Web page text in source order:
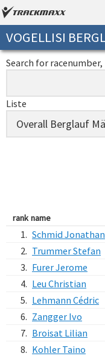
VOGELLISI
Search for
Liste
rank name
1. Schmid Jonathan
2. Trummer Stefan
3. Furer Jerome
4. Leu Christian
5. Lehmann Cédric
6. Zangger Ivo
7. Broisat Lilian
8. Kohler Taino